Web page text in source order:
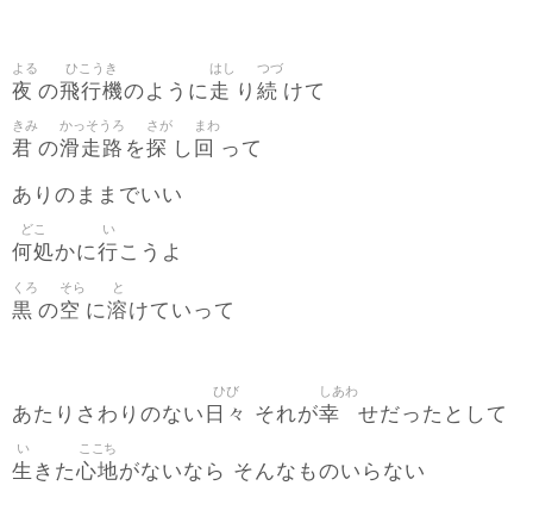
夜
よる
の飛行機
ひこうき
のように走
はし
り 続
つづ
けて
君
きみ
の滑走路
かっそうろ
を探
さが
し 回
まわ
って
ありのままでいい
何処
どこ
かに行
い
こうよ
黒
くろ
の空
そら
に溶
と
けていって
あたりさわりのない 日々
ひび
それが幸
しあわ
せだったとして
生
い
きた心地
ここち
がないなら そんなものいらない